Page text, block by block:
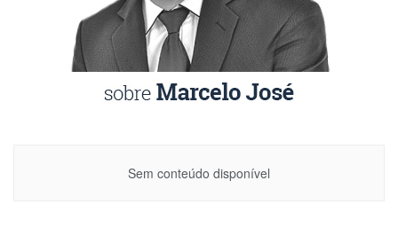
Sem conteúdo disponível